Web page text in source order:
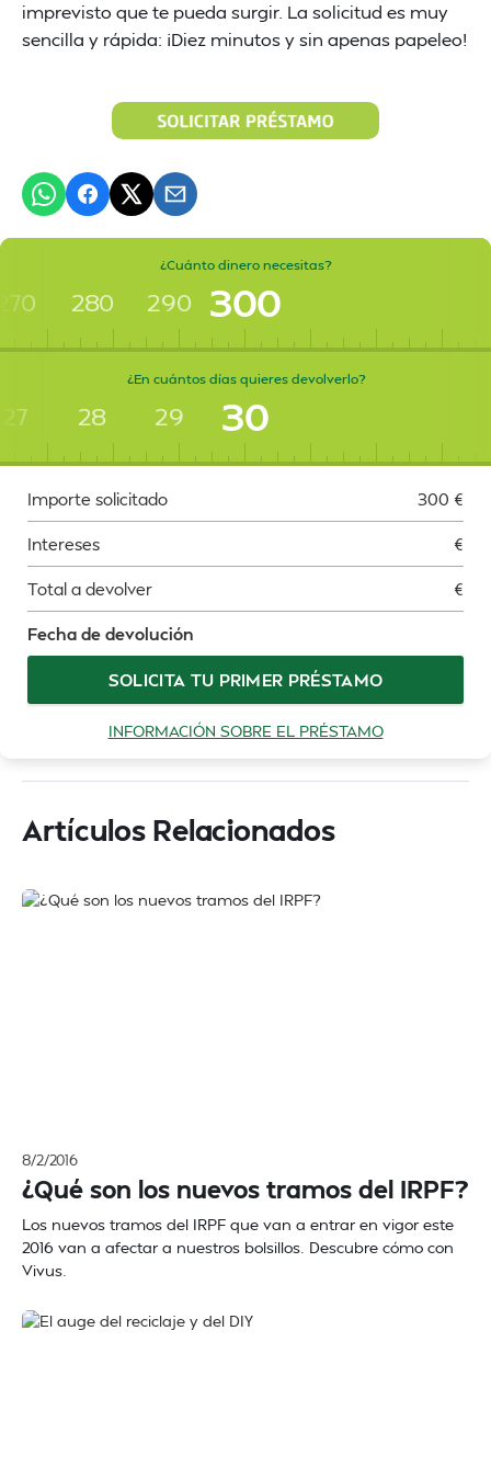
imprevisto que te pueda surgir. La solicitud es muy
sencilla y rápida: ¡Diez minutos y sin apenas papeleo!
¿Cuánto dinero necesitas?
280 290 300
¿En cuántos días quieres devolverlo?
27 28 29 30
Importe solicitado 300 €
Intereses €
Total a devolver €
Fecha de devolución
SOLICITA TU PRIMER PRÉSTAMO
INFORMACIÓN SOBRE EL PRÉSTAMO
Artículos Relacionados
8/2/2016
¿Qué son los nuevos tramos del IRPF?
Los nuevos tramos del IRPF que van a entrar en vigor este
2016 van a afectar a nuestros bolsillos. Descubre cómo con
Vivus.